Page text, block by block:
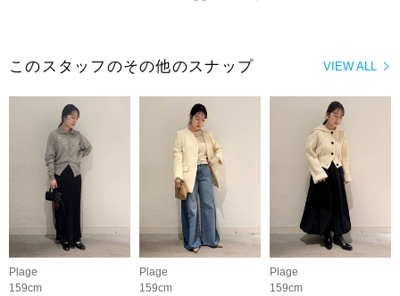
VIEW ALL
このスタッフのその他のスナップ
Plage
159cm
Plage
159cm
Plage
159cm